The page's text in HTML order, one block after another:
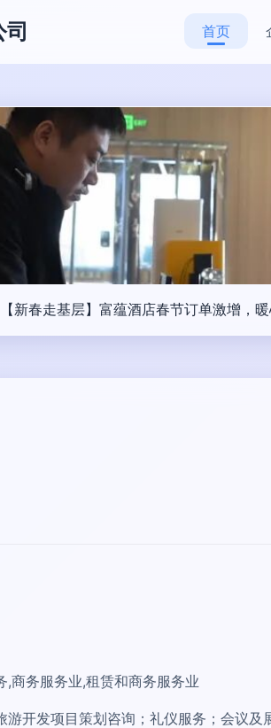
首页
【新春走基层】富蕴酒店春节订单激增，
,商务服务业,租赁和商务服务业
游开发项目策划咨询；礼仪服务；会议